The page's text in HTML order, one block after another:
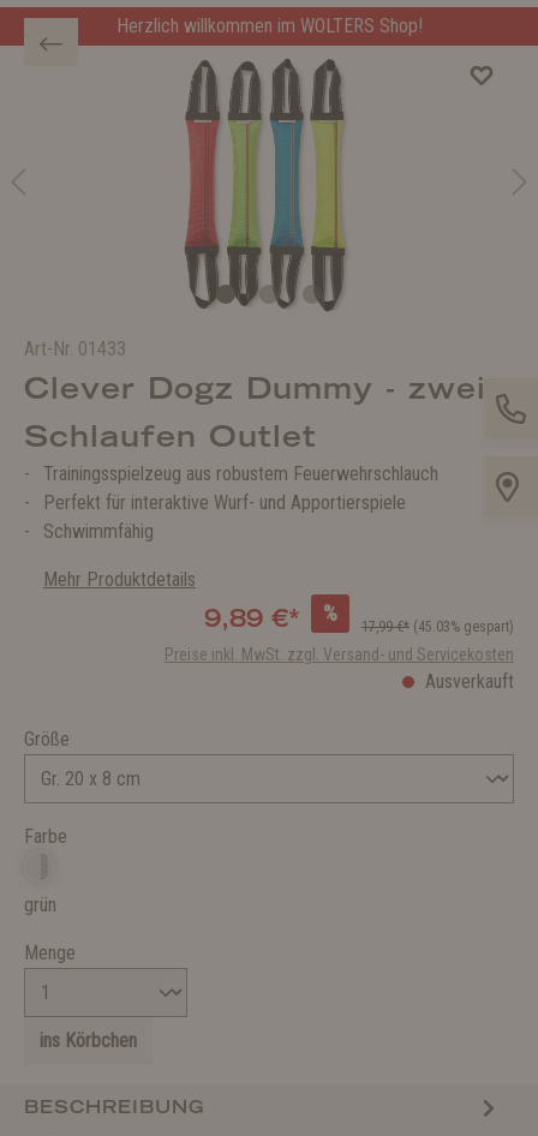
Herzlich willkommen im WOLTERS Shop!
Art-Nr. 01433
Clever Dogz Dummy - zwei
Schlaufen Outlet
Trainingsspielzeug aus robustem Feuerwehrschlauch
Perfekt für interaktive Wurf- und Apportierspiele
Schwimmfähig
Mehr Produktdetails
9,89 €* %
17,99 €* (45.03% gespart)
Preise inkl. MwSt. zzgl. Versand- und Servicekosten
Ausverkauft
Größe
Farbe
grün
Menge
ins Körbchen
BESCHREIBUNG